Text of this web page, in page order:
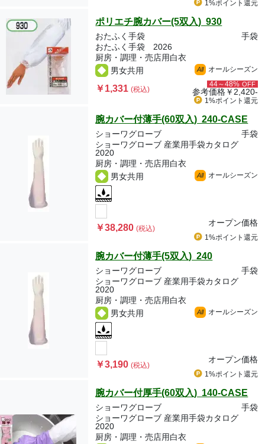
1%ポイント 還元
ポリエチ腕カバー(5双入) 930
おたふく手袋
手袋
おたふく手袋 2026
厨房・調理・売店用白衣
男女共用
All オールシーズン
￥1,331(税込)
44～48% OFF
参考価格￥2,420-
1%ポイント 還元
腕カバー付薄手(60双入) 240-CASE
ショーワグローブ
手袋
ショーワグローブ 産業用手袋カタログ
2020
厨房・調理・売店用白衣
男女共用
All オールシーズン
￥38,280(税込)
オープン価格
1%ポイント 還元
腕カバー付薄手(5双入) 240
ショーワグローブ
手袋
ショーワグローブ 産業用手袋カタログ
2020
厨房・調理・売店用白衣
男女共用
All オールシーズン
￥3,190(税込)
オープン価格
1%ポイント 還元
腕カバー付厚手(60双入) 140-CASE
ショーワグローブ
手袋
ショーワグローブ 産業用手袋カタログ
2020
厨房・調理・売店用白衣